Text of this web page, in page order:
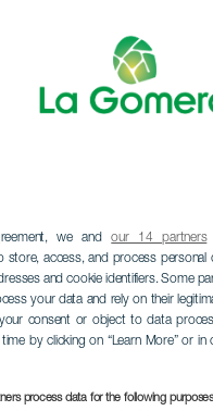
we andour 14 partners
store, access, and process personal
and cookie identifiers. Some
your data and rely on their
consent or object to data
by clicking on “Learn More” or
process data for the following